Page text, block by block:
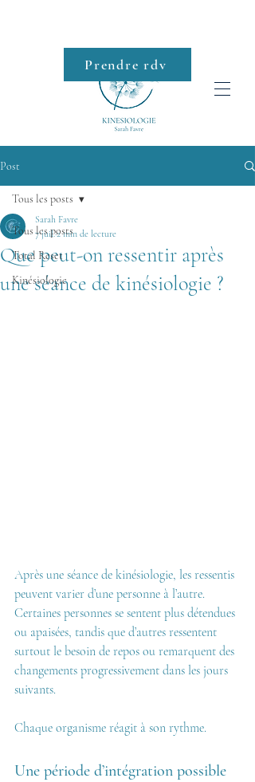
Roll-on
Prendre rdv
Post
Tous les posts
Total Reset
Kinésiologie
Tous les posts
Que peut-on ressentir après
une séance de kinésiologie ?
Sarah Favre
7 juil.2 min de lecture
Après une séance de kinésiologie, les ressentis
peuvent varier d’une personne à l’autre.
Certaines personnes se sentent plus détendues
ou apaisées, tandis que d’autres ressentent
surtout le besoin de repos ou remarquent des
changements progressivement dans les jours
suivants.
Chaque organisme réagit à son rythme.
Une période d’intégration possible